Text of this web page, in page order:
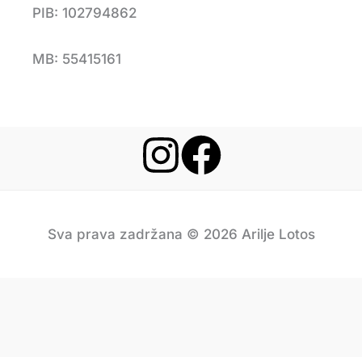
PIB: 102794862
MB: 55415161
Sva prava zadržana © 2026 Arilje Lotos